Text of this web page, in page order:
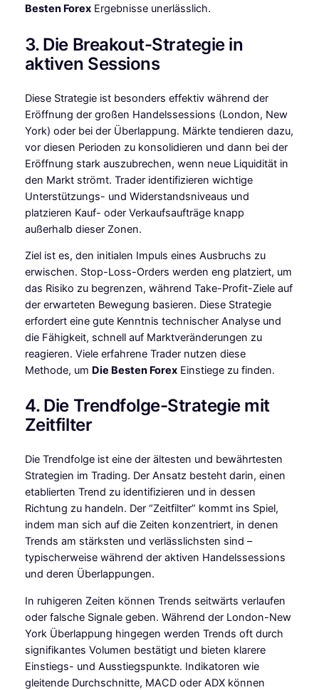
Besten ForexErgebnisse unerlässlich.
3. Die Breakout-Strategie in
aktiven Sessions
Diese Strategie ist besonders effektiv während der
Eröffnung der großen Handelssessions (London, New
York) oder bei der Überlappung. Märkte tendieren dazu,
vor diesen Perioden zu konsolidieren und dann bei der
Eröffnung stark auszubrechen, wenn neue Liquidität in
den Markt strömt. Trader identifizieren wichtige
Unterstützungs- und Widerstandsniveaus und
platzieren Kauf- oder Verkaufsaufträge knapp
außerhalb dieser Zonen.
Ziel ist es, den initialen Impuls eines Ausbruchs zu
erwischen. Stop-Loss-Orders werden eng platziert, um
das Risiko zu begrenzen, während Take-Profit-Ziele auf
der erwarteten Bewegung basieren. Diese Strategie
erfordert eine gute Kenntnis technischer Analyse und
die Fähigkeit, schnell auf Marktveränderungen zu
reagieren. Viele erfahrene Trader nutzen diese
Methode, um Die Besten ForexEinstiege zu finden.
4. Die Trendfolge-Strategie mit
Zeitfilter
Die Trendfolge ist eine der ältesten und bewährtesten
Strategien im Trading. Der Ansatz besteht darin, einen
etablierten Trend zu identifizieren und in dessen
Richtung zu handeln. Der “Zeitfilter” kommt ins Spiel,
indem man sich auf die Zeiten konzentriert, in denen
Trends am stärksten und verlässlichsten sind –
typischerweise während der aktiven Handelssessions
und deren Überlappungen.
In ruhigeren Zeiten können Trends seitwärts verlaufen
oder falsche Signale geben. Während der London-New
York Überlappung hingegen werden Trends oft durch
signifikantes Volumen bestätigt und bieten klarere
Einstiegs- und Ausstiegspunkte. Indikatoren wie
gleitende Durchschnitte, MACD oder ADX können